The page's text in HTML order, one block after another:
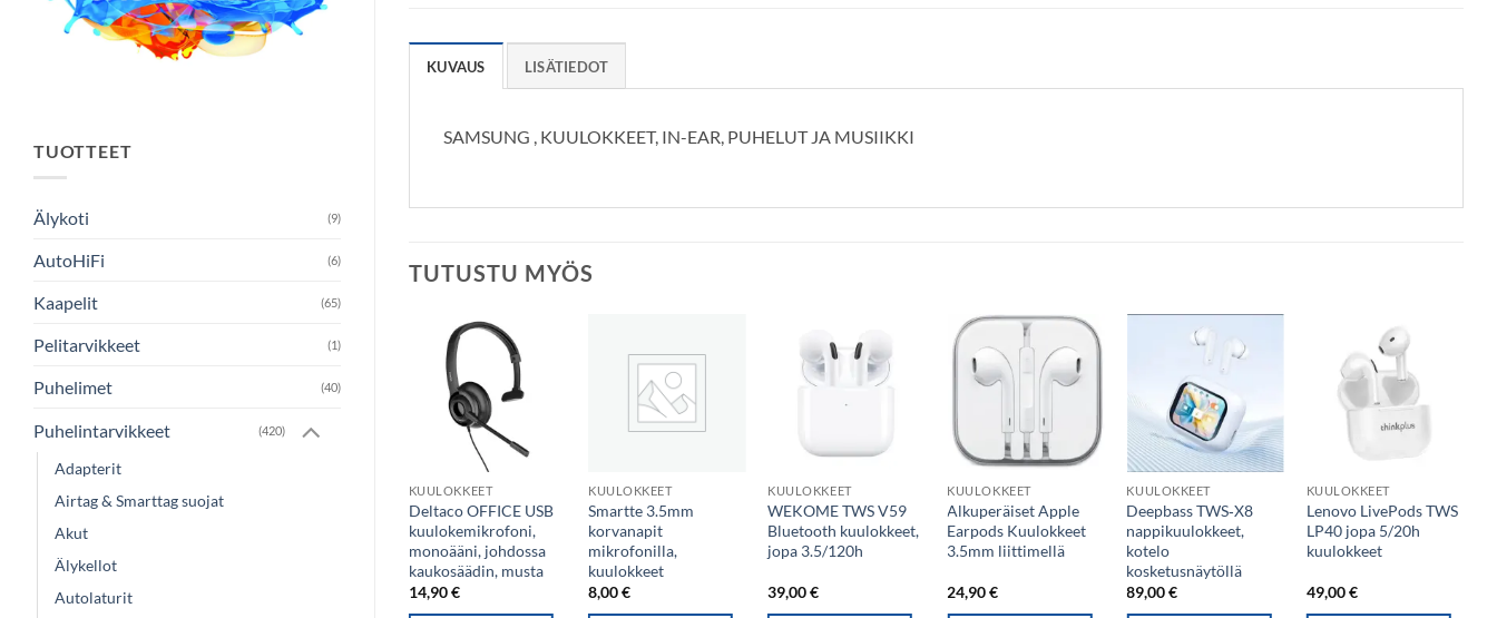
TUOTTEET
Älykoti (9)
AutoHiFi (6)
Kaapelit (65)
Pelitarvikkeet (1)
Puhelimet (40)
Puhelintarvikkeet (420)
Adapterit
Airtag & Smarttag suojat
Akut
Älykellot
Autolaturit
KUVAUS LISÄTIEDOT
SAMSUNG , KUULOKKEET, IN-EAR, PUHELUT JA MUSIIKKI
TUTUSTU MYÖS
KUULOKKEET
Deltaco OFFICE USB
kuulokemikrofoni,
monoääni, johdossa
kaukosäädin, musta
14,90€
KUULOKKEET
Smartte 3.5mm
korvanapit
mikrofonilla,
kuulokkeet
8,00€
KUULOKKEET
WEKOME TWS V59
Bluetooth kuulokkeet,
jopa 3.5/120h
39,00€
KUULOKKEET
Alkuperäiset Apple
Earpods Kuulokkeet
3.5mm liittimellä
24,90€
KUULOKKEET
Deepbass TWS‑X8
nappikuulokkeet,
kotelo
kosketusnäytöllä
89,00€
KUULOKKEET
Lenovo LivePods TWS
LP40 jopa 5/20h
kuulokkeet
49,00€